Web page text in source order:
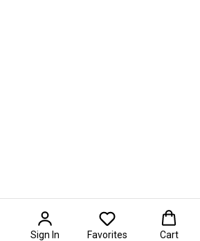
Sign In Favorites Cart